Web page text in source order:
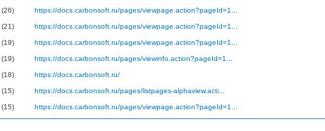
(26) https://docs.carbonsoft.ru/pages/viewpage.action?pageId=1...
(21) https://docs.carbonsoft.ru/pages/viewpage.action?pageId=1...
(19) https://docs.carbonsoft.ru/pages/viewpage.action?pageId=1...
(19) https://docs.carbonsoft.ru/pages/viewinfo.action?pageId=1...
(18) https://docs.carbonsoft.ru/
(15) https://docs.carbonsoft.ru/pages/listpages-alphaview.acti...
(15) https://docs.carbonsoft.ru/pages/viewpage.action?pageId=1...